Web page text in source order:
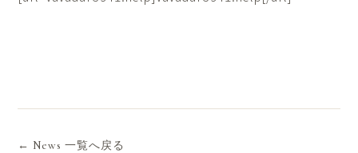
← News 一覧へ戻る